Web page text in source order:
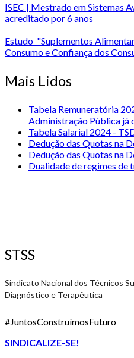
ISEC | Mestrado em Sistemas
acreditado por 6 anos
Estudo "Suplementos
Consumo e Confiança dos
Mais Lidos
Tabela Remuneratória
Administração Pública já
Tabela Salarial 2024 -
Dedução das Quotas na
Dedução das Quotas na
Dualidade de regimes de
STSS
Sindicato Nacional dos Técnicos
Diagnóstico e Terapêutica
#JuntosConstruímosFuturo
SINDICALIZE-SE!